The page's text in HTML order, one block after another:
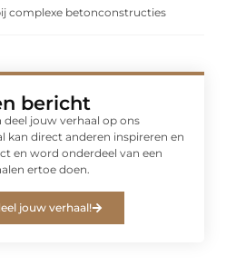
complexe betonconstructies
bericht
deel jouw verhaal op ons
kan direct anderen inspireren en
en word onderdeel van een
ertoe doen.
jouw verhaal!